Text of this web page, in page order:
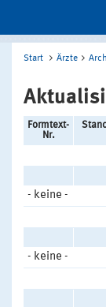
Start Ärzte
Formtext-
Nr.
Stand
- keine -
- keine -